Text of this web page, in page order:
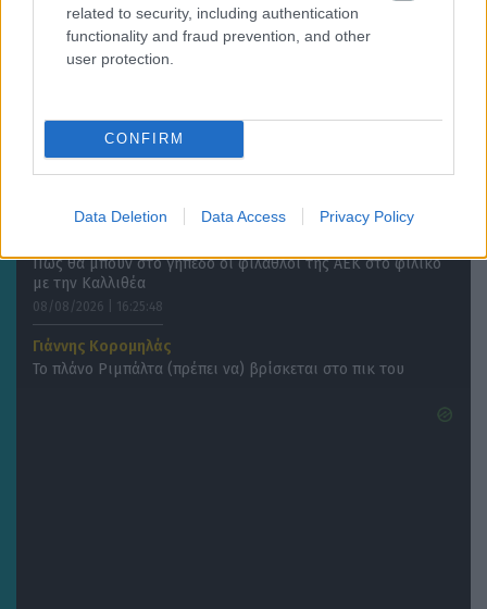
related to security, including authentication
functionality and fraud prevention, and other
user protection.
CONFIRM
Data Deletion Data Access Privacy Policy
08/08/2026 | 17:50:35
SUPER LEAGUE
SUPER LEAGUE 2
Πως θα μπουν στο γήπεδο οι φίλαθλοι της ΑΕΚ στο φιλικό
με την Καλλιθέα
08/08/2026 | 16:25:48
Γιάννης Κορομηλάς
Το πλάνο Ριμπάλτα (πρέπει να) βρίσκεται στο πικ του